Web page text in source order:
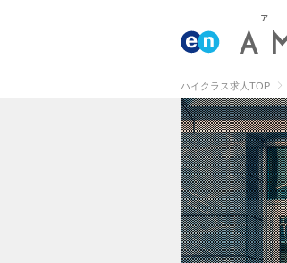
ハイクラス求人TOP